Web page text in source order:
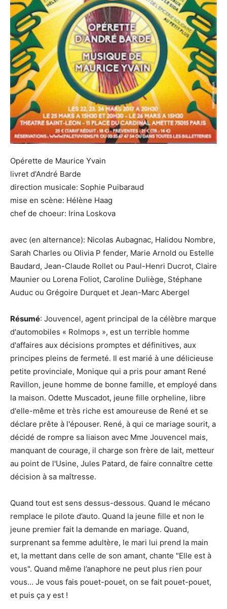
Opérette de Maurice Yvain
livret d'André Barde
direction musicale: Sophie Puibaraud
mise en scène: Hélène Haag
chef de choeur: Irina Loskova
avec (en alternance): Nicolas Aubagnac, Halidou Nombre,
Sarah Charles ou Olivia P fender, Marie Arnold ou Estelle
Baudard, Jean-Claude Rollet ou Paul-Henri Ducrot, Claire
Maunier ou Lorena Foliot, Caroline Duliège, Stéphane
Auduc ou Grégoire Durquet et Jean-Marc Abergel
Résumé: Jouvencel, agent principal de la célèbre marque
d'automobiles « Rolmops », est un terrible homme
d'affaires aux décisions promptes et définitives, aux
principes pleins de fermeté. Il est marié à une délicieuse
petite provinciale, Monique qui a pris pour amant René
Ravillon, jeune homme de bonne famille, et employé dans
la maison. Odette Muscadot, jeune fille orpheline, libre
d'elle-même et très riche est amoureuse de René et se
déclare prête à l'épouser. René, à qui ce mariage sourit, a
décidé de rompre sa liaison avec Mme Jouvencel mais,
manquant de courage, il charge son frère de lait, metteur
au point de l'Usine, Jules Patard, de faire connaître cette
décision à sa maîtresse.
Quand tout est sens dessus-dessous. Quand le mécano
remplace le pilote d’auto. Quand la jeune fille et non le
jeune premier fait la demande en mariage. Quand,
surprenant sa femme adultère, le mari lui prend la main
et, la mettant dans celle de son amant, chante "Elle est à
vous". Quand même l’anaphore ne peut plus rien pour
vous... Je vous fais pouet-pouet, on se fait pouet-pouet,
et puis ça y est !